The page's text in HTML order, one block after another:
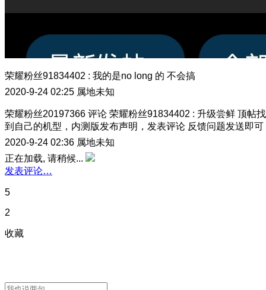
荣耀粉丝91834402 : 我的是no long 的 不会搞
2020-9-24 02:25 属地未知
荣耀粉丝20197366 评论 荣耀粉丝91834402 : 升级尝鲜 顶帖找
到自己的机型，内测版发布声明，发表评论 反馈问题发送即可
2020-9-24 02:36 属地未知
正在加载, 请稍候...
发表评论…
5
2
收藏